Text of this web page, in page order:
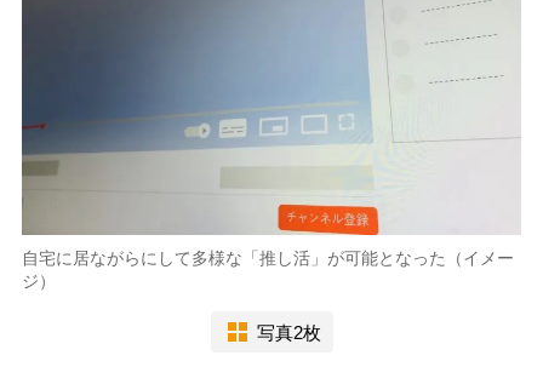
自宅に居ながらにして多様な「推し活」が可能となった（イメー
ジ）
写真2枚